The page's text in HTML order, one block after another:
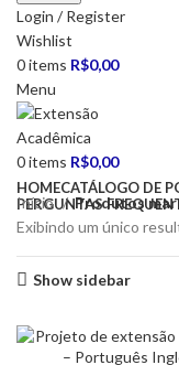
Login / Register
Wishlist
0items R$0,00
Menu
0items R$0,00
HOMECATÁLOGO DE
PERGUNTAS
Início
Produtos
Exibindo um único
Show sidebar